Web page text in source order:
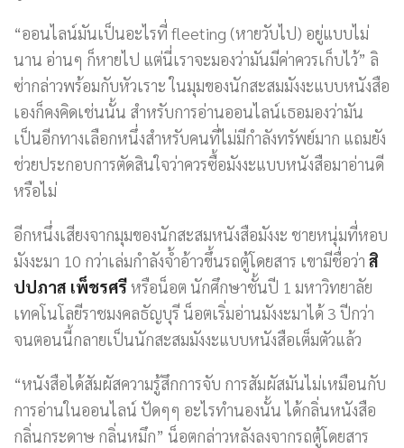
“ออนไลน์มันเป็นอะไรที่ fleeting (หายวับไป) อยู่แบบไม่
นาน อ่านๆ ก็หายไป แต่นี่เราจะมองว่ามันมีค่าควรเก็บไว้” ลิ
ซ่ากล่าวพร้อมกับหัวเราะ ในมุมของนักสะสมมังงะแบบหนังสือ
เองก็คงคิดเช่นนั้น สำหรับการอ่านออนไลน์เธอมองว่ามัน
เป็นอีกทางเลือกหนึ่งสำหรับคนที่ไม่มีกำลังทรัพย์มาก แถมยัง
ช่วยประกอบการตัดสินใจว่าควรซื้อมังงะแบบหนังสือมาอ่านดี
หรือไม่
อีกหนึ่งเสียงจากมุมของนักสะสมหนังสือมังงะ ชายหนุ่มที่หอบ
มังงะมา 10 กว่าเล่มกำลังจ้ำอ้าวขึ้นรถตู้โดยสาร เขามีชื่อว่า สิ
ปปภาส เพ็ชรศรี หรือน็อต นักศึกษาชั้นปี 1 มหาวิทยาลัย
เทคโนโลยีราชมงคลธัญบุรี น็อตเริ่มอ่านมังงะมาได้ 3 ปีกว่า
จนตอนนี้กลายเป็นนักสะสมมังงะแบบหนังสือเต็มตัวแล้ว
“หนังสือได้สัมผัสความรู้สึกการจับ การสัมผัสมันไม่เหมือนกับ
การอ่านในออนไลน์ ปัดๆๆ อะไรทำนองนั้น ได้กลิ่นหนังสือ
กลิ่นกระดาษ กลิ่นหมึก” น็อตกล่าวหลังลงจากรถตู้โดยสาร